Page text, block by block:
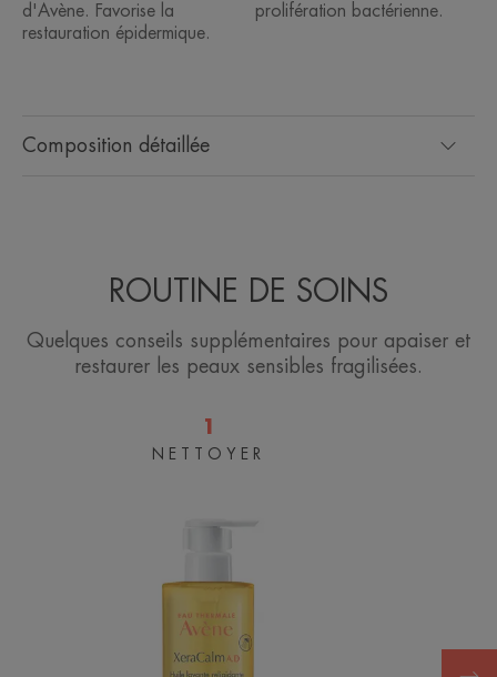
Composition détaillée
d'Avène. Favorise la
restauration épidermique.
prolifération bactérienne.
ROUTINE DE SOINS
Quelques conseils supplémentaires pour apaiser et
restaurer les peaux sensibles fragilisées.
1
Huile
NETTOYER